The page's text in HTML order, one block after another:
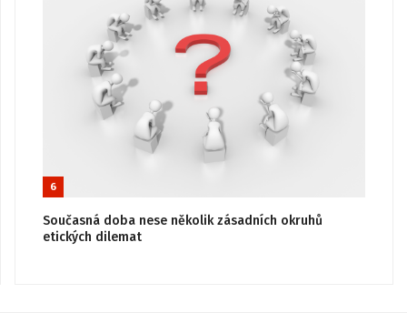
6
Současná doba nese několik zásadních okruhů
etických dilemat